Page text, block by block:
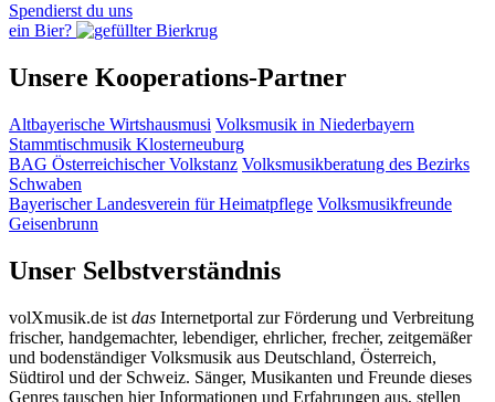
Spendierst du uns
ein Bier?
Unsere Kooperations-Partner
Altbayerische Wirtshausmusi Volksmusik in Niederbayern
Stammtischmusik Klosterneuburg
BAG Österreichischer Volkstanz Volksmusikberatung des Bezirks
Schwaben
Bayerischer Landesverein für Heimatpflege Volksmusikfreunde
Geisenbrunn
Unser Selbstverständnis
volXmusik.de ist das Internetportal zur Förderung und Verbreitung
frischer, handgemachter, lebendiger, ehrlicher, frecher, zeitgemäßer
und bodenständiger Volksmusik aus Deutschland, Österreich,
Südtirol und der Schweiz. Sänger, Musikanten und Freunde dieses
Genres tauschen hier Informationen und Erfahrungen aus, stellen